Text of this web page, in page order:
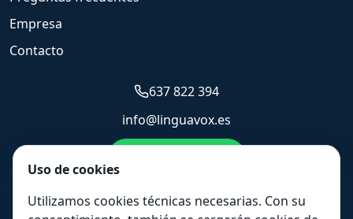
Empresa
Contacto
637 822 394
info@linguavox.es
Solicitar presupuesto
Uso de cookies
Utilizamos cookies técnicas necesarias. Con su